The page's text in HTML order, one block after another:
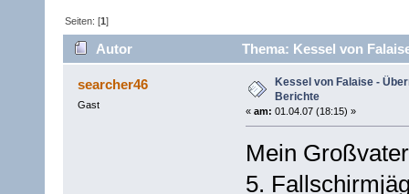
Seiten: [1]
Autor Thema: Kessel von
searcher46
Gast
Kessel von Falaise -
Berichte
« am: 01.04.07 (18:15) »
Mein
5.